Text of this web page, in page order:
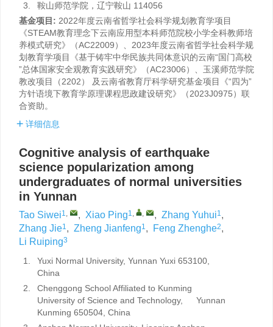
3.
鞍山师范学院，辽宁鞍山 114056
基金项目: 2022年度云南省哲学社会科学规划教育学项目
《STEAM教育理念下云南应用型本科师范院校小学全科教师培
养模式研究》（AC22009）、2023年度云南省哲学社会科学规
划教育学项目《基于铸牢中华民族共同体意识的云南“国门高校
”总体国家安全观教育实践研究》（AC23006）、玉溪师范学院
教改项目（2202） 及云南省教育厅科学研究基金项目《“四为”
方针语境下教育学原理课程思政建设研究》（2023J0975）联
合资助。
详细信息
Cognitive analysis of earthquake
science popularization among
undergraduates of normal universities
in Yunnan
Tao Siwei1, , Xiao Ping1, , , Zhang Yuhui1,
Zhang Jie1, Zheng Jianfeng1, Feng Zhenghe2,
Li Ruiping3
1.
Yuxi Normal University, Yunnan Yuxi 653100,
China
2.
Chenggong School Affiliated to Kunming
University of Science and Technology, Yunnan
Kunming 650504, China